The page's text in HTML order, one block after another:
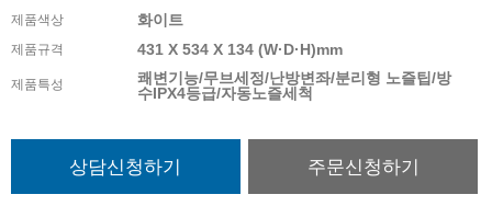
제품색상 화이트
제품규격 431 X 534 X 134 (W·D·H)mm
제품특성
쾌변기능/무브세정/난방변좌/분리형 노즐팁/방
수IPX4등급/자동노즐세척